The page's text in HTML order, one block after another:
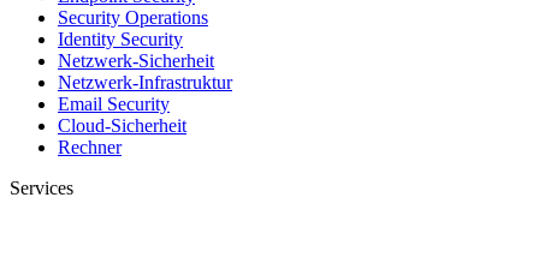
Security Operations
Identity Security
Netzwerk-Sicherheit
Netzwerk-Infrastruktur
Email Security
Cloud-Sicherheit
Rechner
Services